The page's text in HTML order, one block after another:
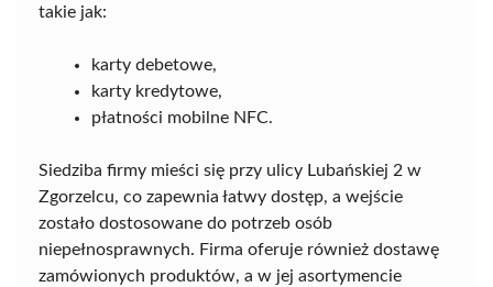
takie jak:
karty debetowe,
karty kredytowe,
płatności mobilne NFC.
Siedziba firmy mieści się przy ulicy Lubańskiej 2 w
Zgorzelcu, co zapewnia łatwy dostęp, a wejście
zostało dostosowane do potrzeb osób
niepełnosprawnych. Firma oferuje również dostawę
zamówionych produktów, a w jej asortymencie